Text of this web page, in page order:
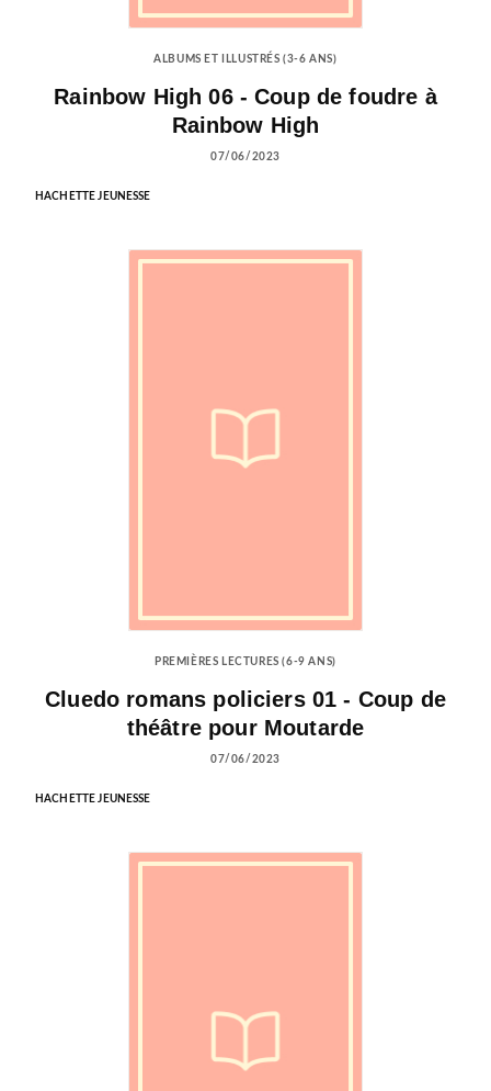
ALBUMS ET ILLUSTRÉS (3-6 ANS)
Rainbow High 06 - Coup de foudre à
Rainbow High
07/06/2023
HACHETTE JEUNESSE
PREMIÈRES LECTURES (6-9 ANS)
Cluedo romans policiers 01 - Coup de
théâtre pour Moutarde
07/06/2023
HACHETTE JEUNESSE